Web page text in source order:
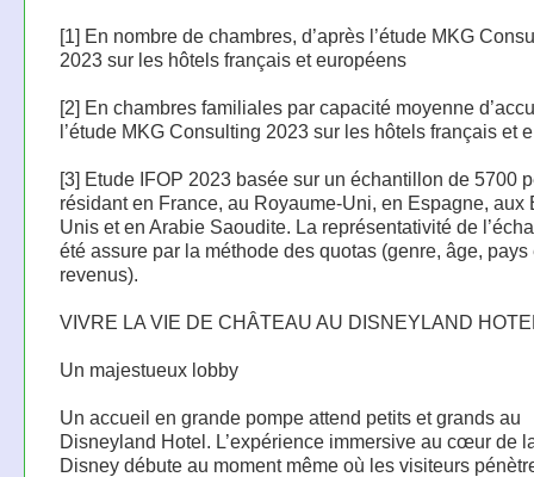
[1] En nombre de chambres, d’après l’étude MKG
2023 sur les hôtels français et européens
[2] En chambres familiales par capacité moyenne
l’étude MKG Consulting 2023 sur les hôtels français et
[3] Etude IFOP 2023 basée sur un échantillon de 5700
résidant en France, au Royaume-Uni, en Espagne, aux
Unis et en Arabie Saoudite. La représentativité de
été assure par la méthode des quotas (genre, âge, pays
revenus).
VIVRE LA VIE DE CHÂTEAU AU DISNEYLAND
Un majestueux lobby
Un accueil en grande pompe attend petits et grands au
Disneyland Hotel. L’expérience immersive au cœur de
Disney débute au moment même où les visiteurs